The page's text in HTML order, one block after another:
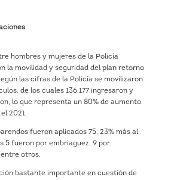
hombres y mujeres de la Policía
la movilidad y seguridad del plan retorno
las cifras de la Policía se movilizaron
de los cuales 136.177 ingresaron y
lo que representa un 80% de aumento
2021.
fueron aplicados 75, 23% más al
5 fueron por embriaguez, 9 por
otros.
bastante importante en cuestión de